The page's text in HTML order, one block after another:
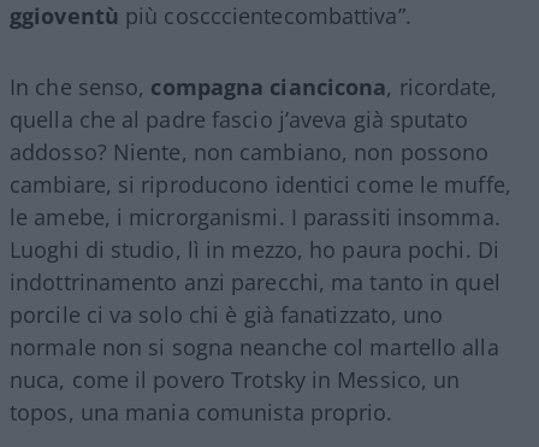
ggioventù più coscccientecombattiva”.
In che senso, compagna ciancicona, ricordate,
quella che al padre fascio j’aveva già sputato
addosso? Niente, non cambiano, non possono
cambiare, si riproducono identici come le muffe,
le amebe, i microrganismi. I parassiti insomma.
Luoghi di studio, lì in mezzo, ho paura pochi. Di
indottrinamento anzi parecchi, ma tanto in quel
porcile ci va solo chi è già fanatizzato, uno
normale non si sogna neanche col martello alla
nuca, come il povero Trotsky in Messico, un
topos, una mania comunista proprio.